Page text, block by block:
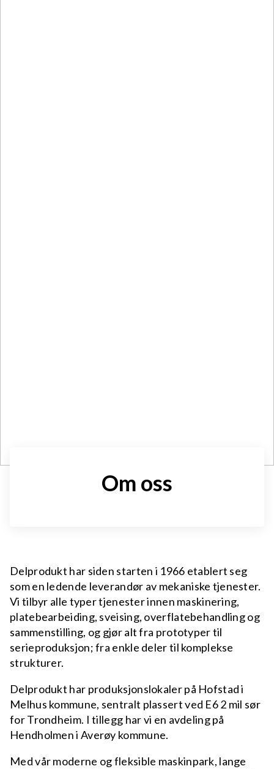
Om oss
Delprodukt har siden starten i 1966 etablert seg
som en ledende leverandør av mekaniske tjenester.
Vi tilbyr alle typer tjenester innen maskinering,
platebearbeiding, sveising, overflatebehandling og
sammenstilling, og gjør alt fra prototyper til
serieproduksjon; fra enkle deler til komplekse
strukturer.
Delprodukt har produksjonslokaler på Hofstad i
Melhus kommune, sentralt plassert ved E6 2 mil sør
for Trondheim. I tillegg har vi en avdeling på
Hendholmen i Averøy kommune.
Med vår moderne og fleksible maskinpark, lange